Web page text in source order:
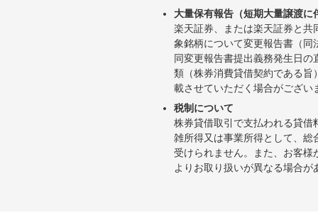
大量保有報告（短期大量譲渡
楽天証券、または楽天証券と
象銘柄について変更報告書（
同変更報告書提出義務発生日
類（株券消費貸借契約である
載させていただく場合がござ
税制について
株券貸借取引で支払われる貸
雑所得又は事業所得として、
受けられません。また、お客
よりお取り扱いが異なる場合